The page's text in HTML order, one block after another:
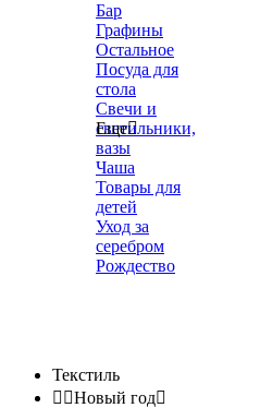
Бар
Графины
Остальное
Посуда для
стола
Свечи и
светильники,
вазы
Чаша
Товары для
детей
Уход за
серебром
Рождество
Еще
Текстиль
 Новый год